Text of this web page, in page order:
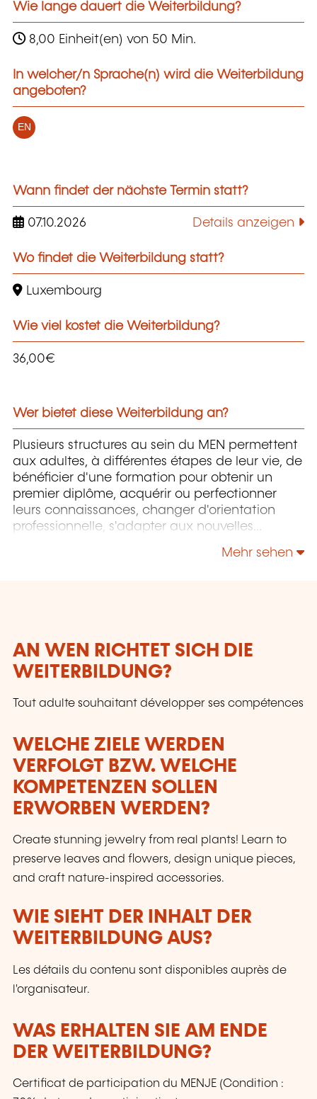
Wie lange dauert die Weiterbildung?
8,00 Einheit(en) von 50 Min.
In welcher/n Sprache(n) wird die Weiterbildung
angeboten?
EN
Wann findet der nächste Termin statt?
07.10.2026 Details anzeigen
Wo findet die Weiterbildung statt?
Luxembourg
Wie viel kostet die Weiterbildung?
36,00€
Wer bietet diese Weiterbildung an?
Plusieurs structures au sein du MEN permettent
aux adultes, à différentes étapes de leur vie, de
bénéficier d'une formation pour obtenir un
premier diplôme, acquérir ou perfectionner
leurs connaissances, changer d'orientation
professionnelle, s'adapter aux nouvelles
Mehr sehen
AN WEN RICHTET SICH DIE
WEITERBILDUNG?
Tout adulte souhaitant développer ses compétences
WELCHE ZIELE WERDEN
VERFOLGT BZW. WELCHE
KOMPETENZEN SOLLEN
ERWORBEN WERDEN?
Create stunning jewelry from real plants! Learn to
preserve leaves and flowers, design unique pieces,
and craft nature-inspired accessories.
WIE SIEHT DER INHALT DER
WEITERBILDUNG AUS?
Les détails du contenu sont disponibles auprès de
l'organisateur.
WAS ERHALTEN SIE AM ENDE
DER WEITERBILDUNG?
Certificat de participation du MENJE (Condition :